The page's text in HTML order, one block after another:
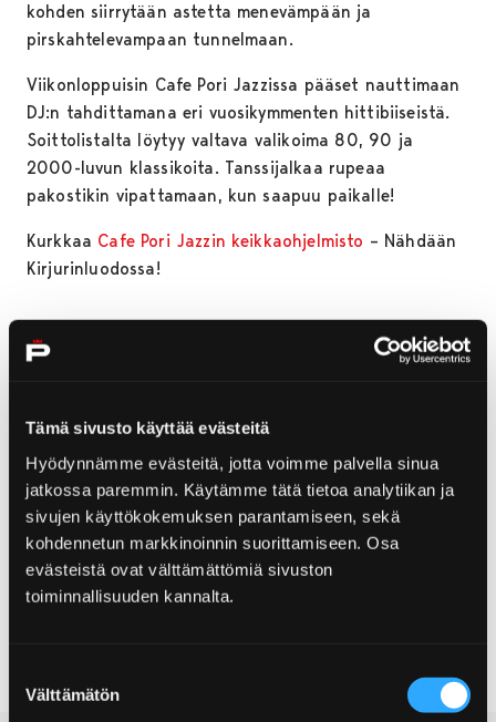
Tämä sivusto käyttää evästeitä
Hyödynnämme evästeitä, jotta voimme palvella sinua
jatkossa paremmin. Käytämme tätä tietoa analytiikan ja
sivujen käyttökokemuksen parantamiseen, sekä
kohdennetun markkinoinnin suorittamiseen. Osa
evästeistä ovat välttämättömiä sivuston
toiminnallisuuden kannalta.
valinta
Välttämätön
kohden siirrytään astetta menevämpään ja
pirskahtelevampaan tunnelmaan.
Viikonloppuisin Cafe Pori Jazzissa pääset nauttimaan
DJ:n tahdittamana eri vuosikymmenten hittibiiseistä.
Soittolistalta löytyy valtava valikoima 80, 90 ja
2000-luvun klassikoita. Tanssijalkaa rupeaa
pakostikin vipattamaan, kun saapuu paikalle!
Kurkkaa Cafe Pori Jazzin keikkaohjelmisto – Nähdään
Kirjurinluodossa!
+358 40 169 7174
info@cafeporijazz.fi
Käyntiosoite:
Kirjurinluoto, 28100 Pori
Keikat ja tapahtumat
Www